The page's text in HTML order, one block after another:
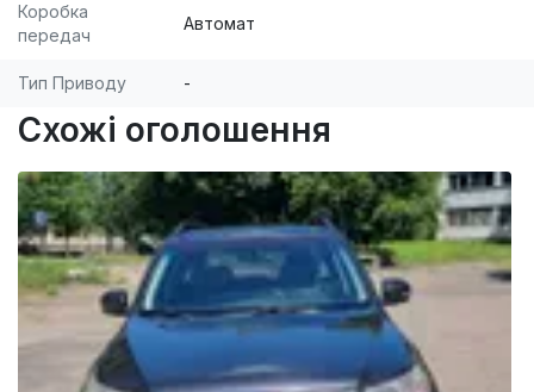
Коробка
передач
Автомат
Тип Приводу -
Схожі оголошення